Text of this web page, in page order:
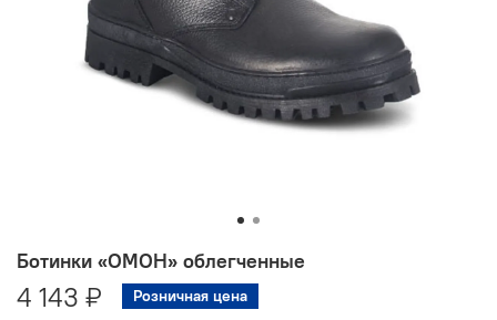
Ботинки «ОМОН» облегченные
4 143 ₽ Розничная цена